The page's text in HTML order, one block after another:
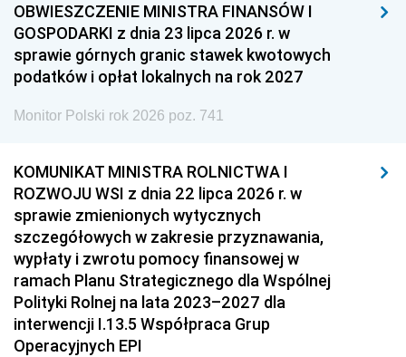
OBWIESZCZENIE MINISTRA FINANSÓW I
GOSPODARKI z dnia 23 lipca 2026 r. w
sprawie górnych granic stawek kwotowych
podatków i opłat lokalnych na rok 2027
Monitor Polski rok 2026 poz. 741
KOMUNIKAT MINISTRA ROLNICTWA I
ROZWOJU WSI z dnia 22 lipca 2026 r. w
sprawie zmienionych wytycznych
szczegółowych w zakresie przyznawania,
wypłaty i zwrotu pomocy finansowej w
ramach Planu Strategicznego dla Wspólnej
Polityki Rolnej na lata 2023–2027 dla
interwencji I.13.5 Współpraca Grup
Operacyjnych EPI